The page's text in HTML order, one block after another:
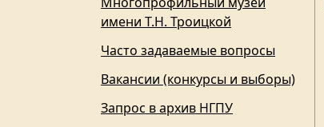
имени Т.Н. Троицкой
Часто задаваемые вопросы
Вакансии (конкурсы и выборы)
Запрос в архив НГПУ